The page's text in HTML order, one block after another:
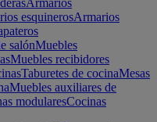
Armarios
esquinerosArmarios
salónMuebles
Muebles recibidores
Taburetes de cocinaMesas
Muebles auxiliares de
modularesCocinas